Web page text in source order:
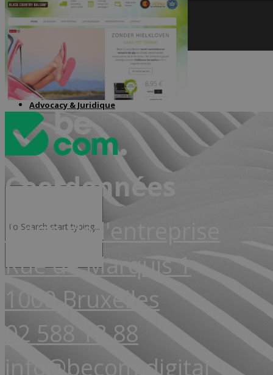
Friday Snacks
Formations
Becom Awards
Advocacy & Juridique
Coordonnées
Siège de l'entreprise
Rue de Marquis 1
1000 Bruxelles
02 588 18 88
info@becom.digital